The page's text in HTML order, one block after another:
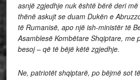
asnjë zgjedhje nuk është bërë deri më
thënë askujt se duam Dukën e
të Rumanisë, apo një ish-ministër të
Asamblesë Kombëtare Shqiptare, me
besoj – që të bëjë këtë zgjedhje.
Ne, patriotët shqiptarë, po bëjmë sot